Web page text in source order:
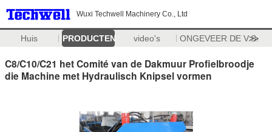
Wuxi Techwell Machinery Co., Ltd
Huis PRODUCTEN video's ONGEVEER DE V.S.
>>
C8/C10/C21 het Comité van de Dakmuur Profielbroodje
die Machine met Hydraulisch Knipsel vormen